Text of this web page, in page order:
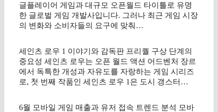
글플레이어 게임과 대규모 오픈월드 타이틀로 유명
한 글로벌 게임 개발사입니다. 그러나 최근 게임 시장
의 변화와 소비자들의 요구에 맞춰…
세인츠 로우 1 이야기와 감독판 프리퀄 구상 단계의
중요성 세인츠 로우는 오픈 월드 액션 어드벤처 장르
에서 독특한 개성과 자유도를 자랑하는 게임 시리즈
로, 첫 번째 작품인 세인츠 로우 1은 도시 갱스터…
6월 모바일 게임 매출과 유저 접속 트렌드 분석 모바